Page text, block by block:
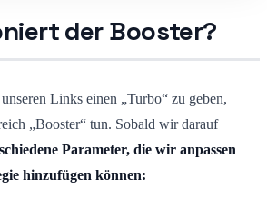
der Booster?
Links einen „Turbo“ zu geben,
„Booster“ tun. Sobald wir darauf
Parameter, die wir anpassen
hinzufügen können: